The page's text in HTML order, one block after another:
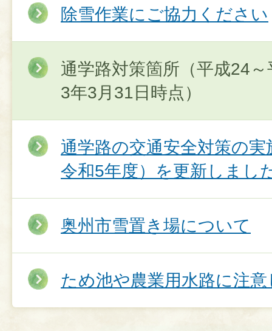
除雪作業にご協力ください
通学路対策箇所（平成24
3年3月31日時点）
通学路の交通安全対策の
令和5年度）を更新しまし
奥州市雪置き場について
ため池や農業用水路に注